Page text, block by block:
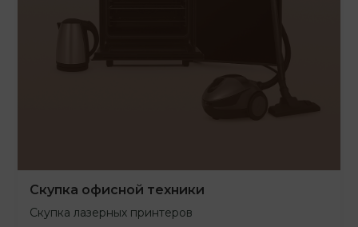
Скупка офисной техники
Скупка лазерных принтеров